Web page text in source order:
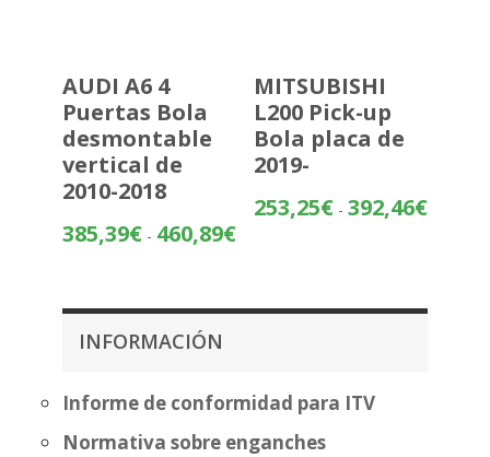
AUDI A6 4
Puertas Bola
desmontable
vertical de
2010-2018
385,39€ - 460,89€Rango
MITSUBISHI
L200 Pick-up
Bola placa de
2019-
253,25€ - 392,46€Rango
INFORMACIÓN
Informe de conformidad para ITV
Normativa sobre enganches